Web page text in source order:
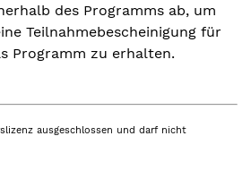
des Programms ab, um
Teilnahmebescheinigung für
Programm zu erhalten.
ausgeschlossen und darf nicht